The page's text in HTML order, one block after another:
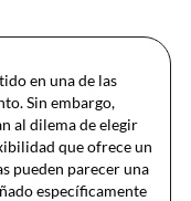
en una de las
Sin embargo,
al dilema de elegir
que ofrece un
pueden parecer una
específicamente